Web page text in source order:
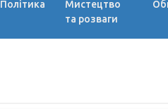
Політика
Мистецтво
та розваги